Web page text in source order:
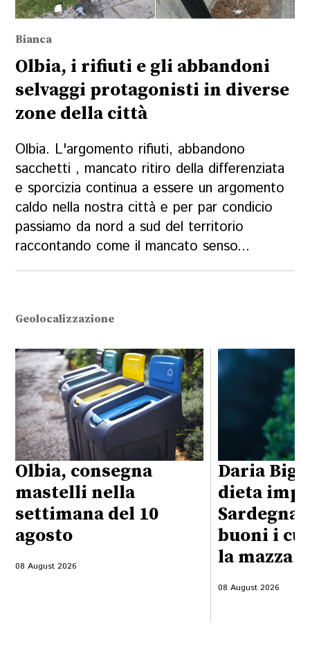
Bianca
Olbia, i rifiuti e gli abbandoni
selvaggi protagonisti in diverse
zone della città
Olbia. L'argomento rifiuti, abbandono
sacchetti , mancato ritiro della differenziata
e sporcizia continua a essere un argomento
caldo nella nostra città e per par condicio
passiamo da nord a sud del territorio
raccontando come il mancato senso...
Geolocalizzazione
Olbia, consegna
mastelli nella
settimana del 10
agosto
08 August 2026
Daria
dieta
Sardegna:
buoni i
la mazza
08 August 2026